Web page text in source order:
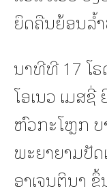
ຍຶດຄືນຍ້ອນລ້
ນາທີທີ 17 ໂຣ
ໂອເນວ ເມສ
ຫົວກະໂຫຼກ ບ
ພະຍາຍາມປັດ
ອາເຈນຕິນາ